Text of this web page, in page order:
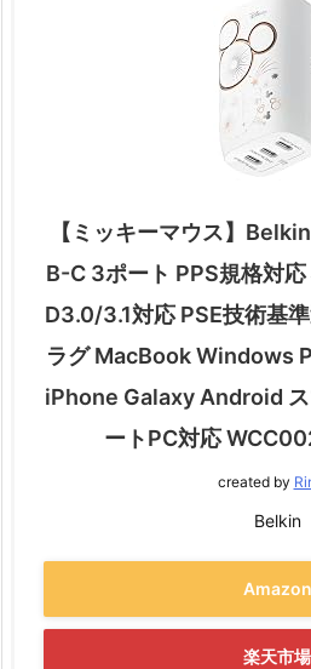
【ミッキーマウス】
B-C 3ポート PPS規格対
D3.0/3.1対応 PSE技術基
ラグ MacBook Windows
iPhone Galaxy Android ス
ートPC対応
created by
Belkin
Amazon
楽天市場